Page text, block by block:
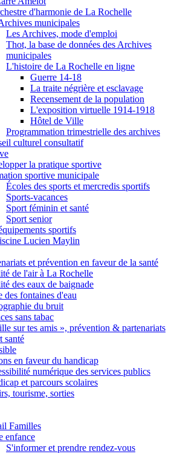
d'harmonie de La Rochelle
municipales
Les Archives, mode d'emploi
Thot, la base de données des Archives
municipales
L'histoire de La Rochelle en ligne
Guerre 14-18
La traite négrière et esclavage
Recensement de la population
L'exposition virtuelle 1914-1918
Hôtel de Ville
Programmation trimestrielle des archives
culturel consultatif
la pratique sportive
sportive municipale
Écoles des sports et mercredis sportifs
Sports-vacances
Sport féminin et santé
Sport senior
sportifs
Lucien Maylin
et prévention en faveur de la santé
de l'air à La Rochelle
des eaux de baignade
des fontaines d'eau
du bruit
sans tabac
sur tes amis », prévention & partenariats
santé
en faveur du handicap
numérique des services publics
et parcours scolaires
tourisme, sorties
Familles
enfance
S'informer et prendre rendez-vous